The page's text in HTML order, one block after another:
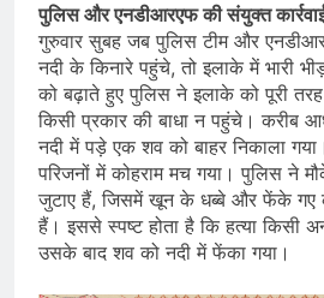
पुलिस और एनडीआरएफ की संयुक्त
गुरुवार सुबह जब पुलिस टीम और
नदी के किनारे पहुंचे, तो इलाके में भारी
को बढ़ाते हुए पुलिस ने इलाके को पूरी
किसी प्रकार की बाधा न पहुंचे। करीब
नदी में पड़े एक शव को बाहर निकाला
परिजनों में कोहराम मच गया। पुलिस ने
जुटाए हैं, जिसमें खून के धब्बे और फेंके गए
हैं। इससे स्पष्ट होता है कि हत्या किसी
उसके बाद शव को नदी में फेंका गया।